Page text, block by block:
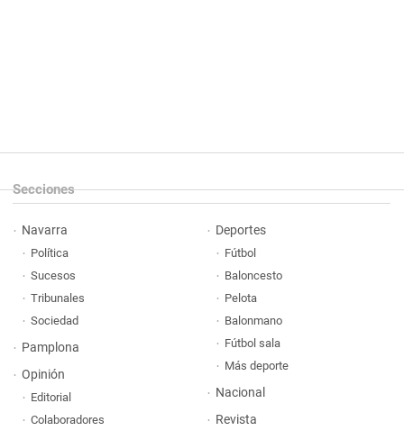
Secciones
Navarra
Política
Sucesos
Tribunales
Sociedad
Pamplona
Opinión
Editorial
Colaboradores
Deportes
Fútbol
Baloncesto
Pelota
Balonmano
Fútbol sala
Más deporte
Nacional
Revista